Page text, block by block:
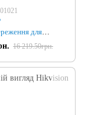
для
8 камер
16 219.50грн.